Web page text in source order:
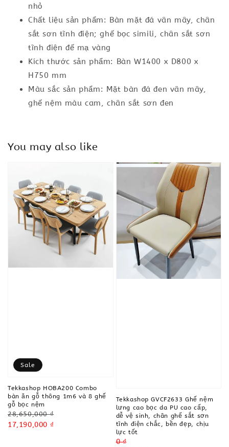
nhỏ
Chất liệu sản phẩm: Bàn mặt đá vân mây, chân
sắt sơn tĩnh điện; ghế bọc simili, chân sắt sơn
tĩnh điện đế mạ vàng
Kích thước sản phẩm: Bàn W1400 x D800 x
H750 mm
Màu sắc sản phẩm: Mặt bàn đá đen vân mây,
ghế nệm màu cam, chân sắt sơn đen
You may also like
Sale
Tekkashop HOBA200 Combo
bàn ăn gỗ thông 1m6 và 8 ghế
gỗ bọc nệm
Regular
price
28,650,000 ₫
Sale
17,190,000 ₫
Tekkashop GVCF2633 Ghế nệm
lưng cao bọc da PU cao cấp,
dễ vệ sinh, chân ghế sắt sơn
tĩnh điện chắc, bền đẹp, chịu
lực tốt
Regular
0 ₫